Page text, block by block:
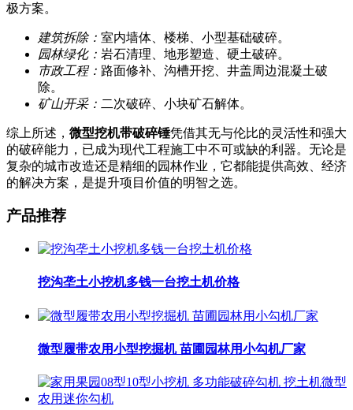
极方案。
建筑拆除： 室内墙体、楼梯、小型基础破碎。
园林绿化： 岩石清理、地形塑造、硬土破碎。
市政工程： 路面修补、沟槽开挖、井盖周边混凝土破
除。
矿山开采： 二次破碎、小块矿石解体。
综上所述， 微型挖机带破碎锤凭借其无与伦比的灵活性和强大
的破碎能力，已成为现代工程施工中不可或缺的利器。无论是
复杂的城市改造还是精细的园林作业，它都能提供高效、经济
的解决方案，是提升项目价值的明智之选。
产品推荐
挖沟垄土小挖机多钱一台挖土机价格
微型履带农用小型挖掘机 苗圃园林用小勾机厂家